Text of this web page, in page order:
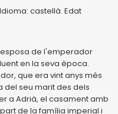
castellà. Edat
de l'emperador
en la seva època.
que era vint anys més
del seu marit des dels
a Adrià, el casament amb
de la família imperial i